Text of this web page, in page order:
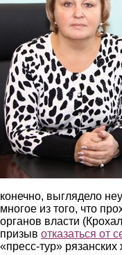
конечно, выглядело
многое из того, что
органов власти
призыв отказаться от
«пресс-тур»